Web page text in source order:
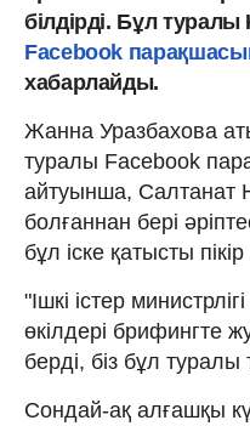
білдірді. Бұл
Facebook
хабарлайды.
Жанна Уразбахова
туралы Facebook
айтуынша, Салтанат
болғаннан бері
бұл іске қатысты
"Ішкі істер
өкілдері брифингте
берді, біз бұл туралы
Сондай-ақ алғашқы